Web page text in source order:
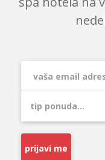
prijavi me